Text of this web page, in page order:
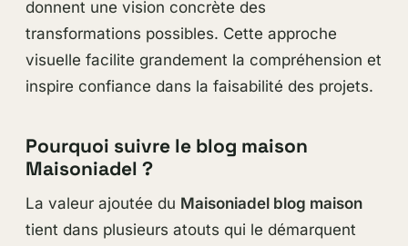
donnent une vision concrète des
transformations possibles. Cette approche
visuelle facilite grandement la compréhension et
inspire confiance dans la faisabilité des projets.
Pourquoi suivre le blog maison
Maisoniadel ?
La valeur ajoutée du Maisoniadel blog maison
tient dans plusieurs atouts qui le démarquent